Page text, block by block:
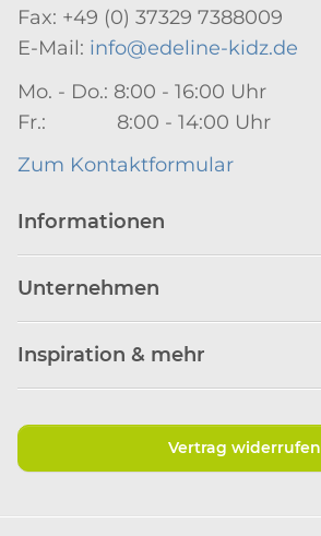
Fax: +49 (0) 37329 7388009
E-Mail: info@edeline-kidz.de
Mo. - Do.: 8:00 - 16:00 Uhr
Fr.: 8:00 - 14:00 Uhr
Zum Kontaktformular
Informationen
Unternehmen
Inspiration & mehr
Vertrag widerrufen